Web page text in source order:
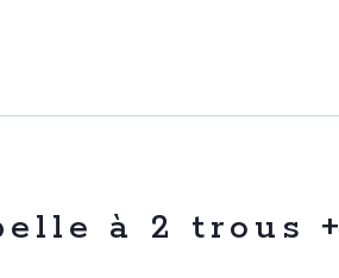
à 2 trous +